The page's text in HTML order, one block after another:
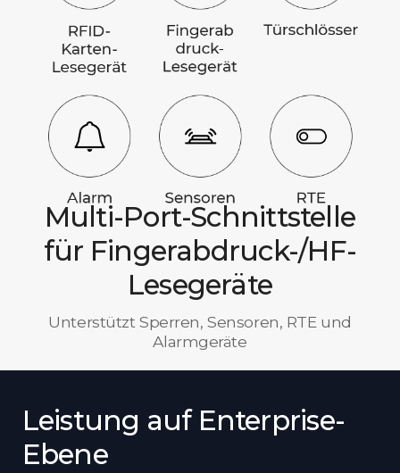
Multi-Port-Schnittstelle
für Fingerabdruck-/HF-
Lesegeräte
Unterstützt Sperren, Sensoren, RTE und
Alarmgeräte
Leistung auf Enterprise-
Ebene